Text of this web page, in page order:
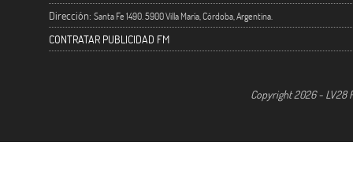
Dirección: Santa Fe 1490. 5900 Villa María, Córdoba, Argentina.
CONTRATAR PUBLICIDAD FM
Copyright 2026 - LV28